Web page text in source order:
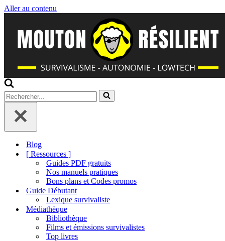
Aller au contenu
Rechercher...
Blog
[ Ressources ]
Guides PDF gratuits
Nos manuels pratiques
Bons plans et Codes promos
Guide Débutant
Lexique survivaliste
Médiathèque
Bibliothèque
Films et émissions survivalistes
Top livres